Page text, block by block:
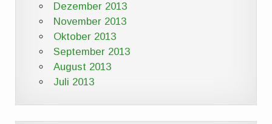
Dezember 2013
November 2013
Oktober 2013
September 2013
August 2013
Juli 2013